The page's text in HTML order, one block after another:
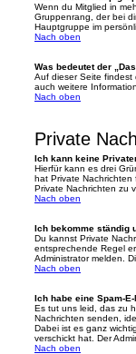
Wenn du Mitglied in
Gruppenrang, der bei
Hauptgruppe im
Nach oben
Was bedeutet der
Auf dieser Seite findest
auch weitere
Nach oben
Private
Ich kann keine
Hierfür kann es drei
hat Private Nachrichten
Private Nachrichten zu
Nach oben
Ich bekomme ständig
Du kannst Private
entsprechende Regel
Administrator melden.
Nach oben
Ich habe eine Spam-
Es tut uns leid, das zu
Nachrichten senden,
Dabei ist es ganz
verschickt hat. Der
Nach oben